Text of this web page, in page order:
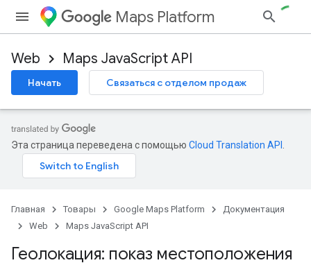
Maps Platform
Web Maps JavaScript API
Начать Связаться с отделом продаж
Эта страница переведена с помощью Cloud Translation API
Главная Товары Google Maps Platform
Документация
Web
Maps JavaScript API
Геолокация: показ местоположения